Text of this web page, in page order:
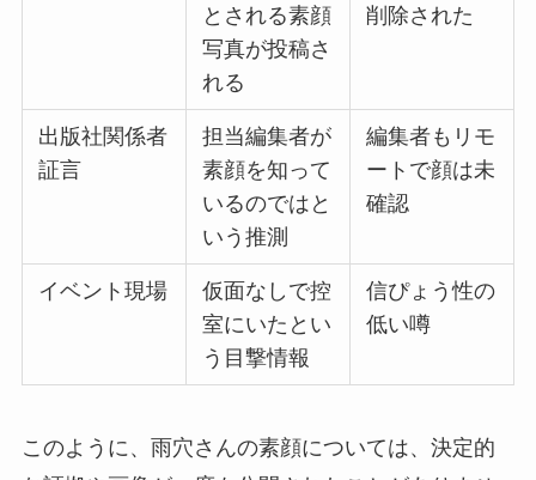
とされる素顔
写真が投稿さ
れる
削除された
出版社関係者
証言
担当編集者が
素顔を知って
いるのではと
いう推測
編集者もリモ
ートで顔は未
確認
イベント現場
仮面なしで控
室にいたとい
う目撃情報
信ぴょう性の
低い噂
このように、雨穴さんの素顔については、決定的